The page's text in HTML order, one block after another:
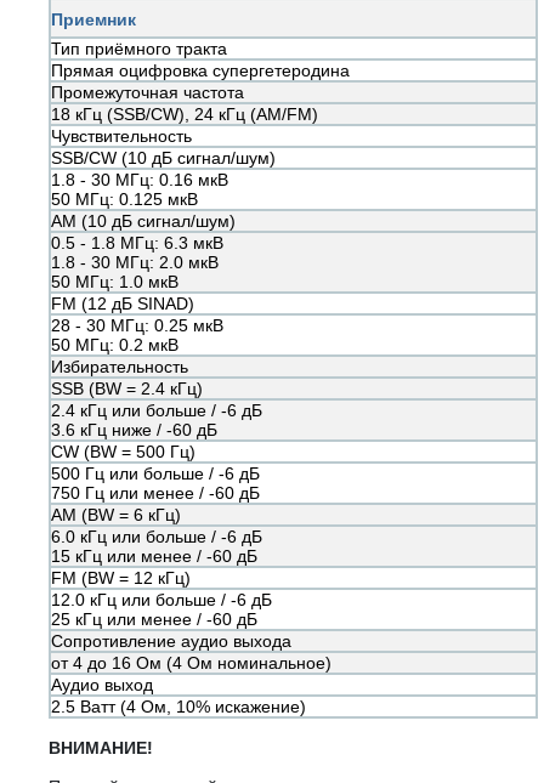
Приемник
Тип приёмного тракта
Прямая оцифровка супергетеродина
Промежуточная частота
18 кГц (SSB/CW), 24 кГц (AM/FM)
Чувствительность
SSB/СW (10 дБ сигнал/шум)
1.8 - 30 МГц: 0.16 мкВ
50 МГц: 0.125 мкВ
AM (10 дБ сигнал/шум)
0.5 - 1.8 МГц: 6.3 мкВ
1.8 - 30 МГц: 2.0 мкВ
50 МГц: 1.0 мкВ
FM (12 дБ SINAD)
28 - 30 МГц: 0.25 мкВ
50 МГц: 0.2 мкВ
Избирательность
SSB (BW = 2.4 кГц)
2.4 кГц или больше / -6 дБ
3.6 кГц ниже / -60 дБ
CW (BW = 500 Гц)
500 Гц или больше / -6 дБ
750 Гц или менее / -60 дБ
АМ (BW = 6 кГц)
6.0 кГц или больше / -6 дБ
15 кГц или менее / -60 дБ
FM (BW = 12 кГц)
12.0 кГц или больше / -6 дБ
25 кГц или менее / -60 дБ
Сопротивление аудио выхода
от 4 до 16 Ом (4 Ом номинальное)
Аудио выход
2.5 Ватт (4 Ом, 10% искажение)
ВНИМАНИЕ!